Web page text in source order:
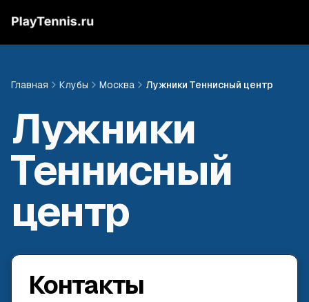
Главная Клубы Москва Лужники Теннисный центр
Лужники
Теннисный
центр
Контакты